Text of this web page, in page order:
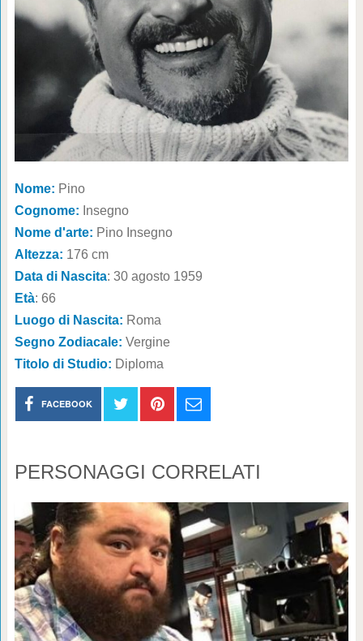
Nome: Pino
Cognome: Insegno
Nome d'arte: Pino Insegno
Altezza: 176 cm
Data di Nascita: 30 agosto 1959
Età: 66
Luogo di Nascita: Roma
Segno Zodiacale: Vergine
Titolo di Studio: Diploma
FACEBOOK
PERSONAGGI CORRELATI